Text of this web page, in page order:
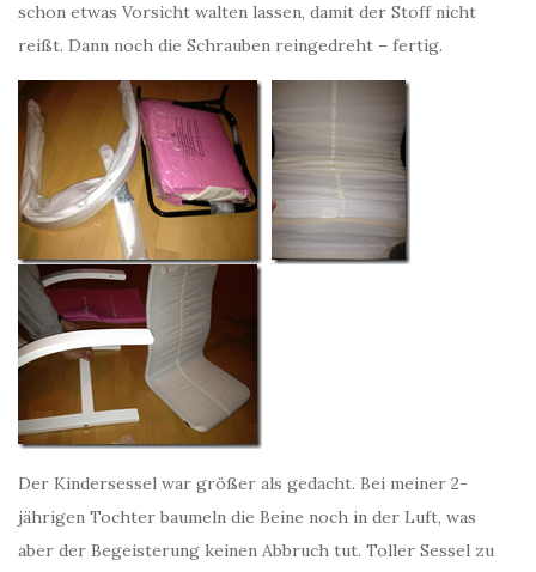
schon etwas Vorsicht walten lassen, damit der Stoff nicht
reißt. Dann noch die Schrauben reingedreht – fertig.
Der Kindersessel war größer als gedacht. Bei meiner 2-
jährigen Tochter baumeln die Beine noch in der Luft, was
aber der Begeisterung keinen Abbruch tut. Toller Sessel zu